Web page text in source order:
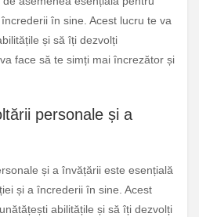
în sine. Acest lucru te va
și să îți dezvolți
face să te simți mai încrezător și
personale și a
și a învățării este esențială
și a încrederii în sine. Acest
abilitățile și să îți dezvolți